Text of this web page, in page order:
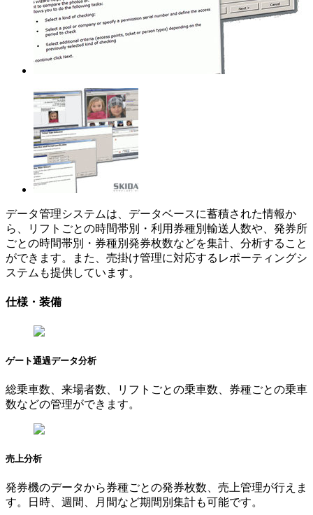
データ管理システムは、データベースに蓄積された情報か
ら、リフトごとの時間帯別・利用券種別輸送人数や、発券所
ごとの時間帯別・券種別発券枚数などを集計、分析すること
ができます。また、売掛け管理に対応するレポーティングシ
ステムも提供しています。
仕様・装備
ゲート通過データ分析
総乗車数、来場者数、リフトごとの乗車数、券種ごとの乗車
数などの管理ができます。
売上分析
発券機のデータから券種ごとの発券枚数、売上管理が行えま
す。日時、週間、月間など期間別集計も可能です。